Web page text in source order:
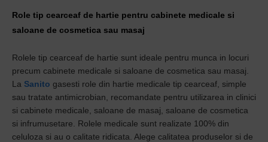
Role tip cearceaf de hartie pentru cabinete medicale si
saloane de cosmetica sau masaj
Rolele tip cearceaf de hartie sunt ideale pentru munca in locuri
precum cabinete medicale si saloane de cosmetica sau masaj.
La Sanito gasesti role din hartie medicale tip cearceaf, simple
sau tratate antimicrobian, recomandate pentru utilizarea in clinici
si cabinete medicale, saloane de masaj, saloane de cosmetica
si infrumusetare. Rolele medicale sunt realizate 100% din
celuloza si au o calitate ridicata. Alege calitatea produselor si de